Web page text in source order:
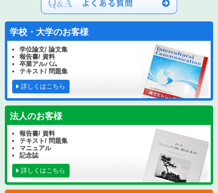
学校・大学のお客様
学位論文/ 論文集
報告書/ 資料
卒業アルバム
テキスト/ 問題集
詳しくはこちら
法人のお客様
報告書/ 資料
テキスト/ 問題集
マニュアル
記念誌
詳しくはこちら